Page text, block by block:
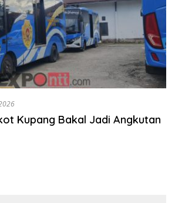
Kupang Bakal Jadi Angkutan